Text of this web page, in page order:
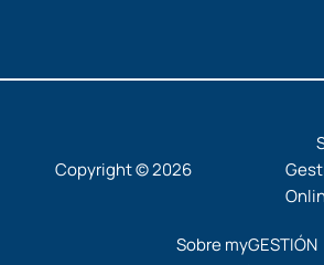
Copyright © 2026
Sobre myGESTIÓN